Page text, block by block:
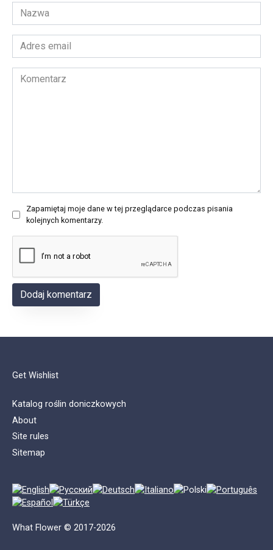
Nazwa
*
Adres
email
*Komentarz
Zapamiętaj moje dane w tej przeglądarce podczas pisania
kolejnych komentarzy.
Get Wishlist
Katalog roślin doniczkowych
About
Site rules
Sitemap
What Flower © 2017-2026